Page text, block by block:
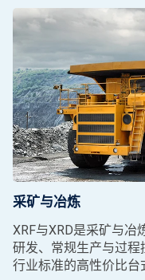
采矿与冶炼
XRF与XRD是采矿与冶
研发、常规生产与过
行业标准的高性价比台